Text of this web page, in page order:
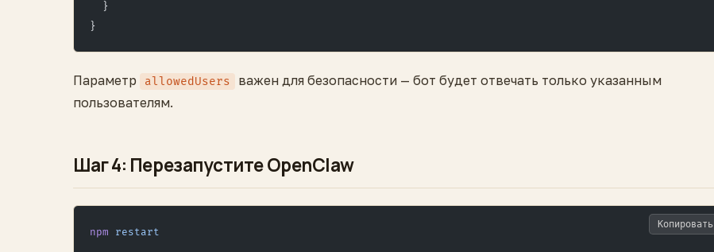
  }
}
Параметр allowedUsers
важен для безопасности — бот будет отвечать только указанным
пользователям.
Шаг 4: Перезапустите OpenClaw
npm restart
Копировать